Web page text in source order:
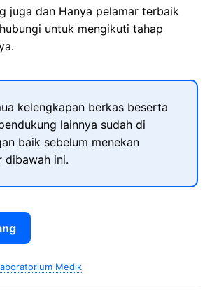
juga dan Hanya pelamar terbaik
untuk mengikuti tahap
kelengkapan berkas beserta
lainnya sudah di
baik sebelum menekan
dibawah ini.
Medik